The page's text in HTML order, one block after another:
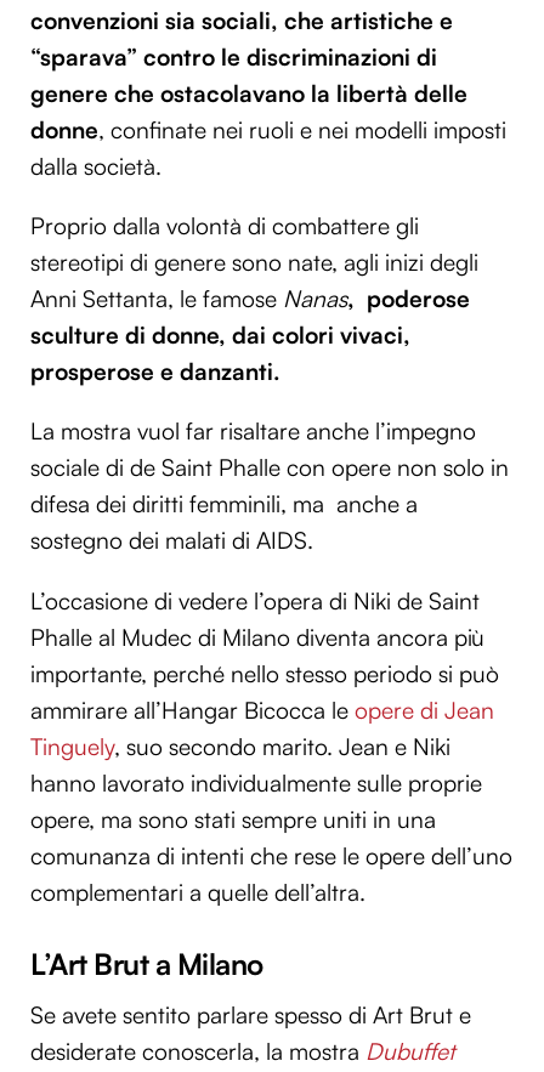
convenzioni sia sociali, che artistiche e
“sparava” contro le discriminazioni di
genere che ostacolavano la libertà delle
donne, confinate nei ruoli e nei modelli imposti
dalla società.
Proprio dalla volontà di combattere gli
stereotipi di genere sono nate, agli inizi degli
Anni Settanta, le famose Nanas, poderose
sculture di donne, dai colori vivaci,
prosperose e danzanti.
La mostra vuol far risaltare anche l’impegno
sociale di de Saint Phalle con opere non solo in
difesa dei diritti femminili, ma anche a
sostegno dei malati di AIDS.
L’occasione di vedere l’opera di Niki de Saint
Phalle al Mudec di Milano diventa ancora più
importante, perché nello stesso periodo si può
ammirare all’Hangar Bicocca le opere di Jean
Tinguely, suo secondo marito. Jean e Niki
hanno lavorato individualmente sulle proprie
opere, ma sono stati sempre uniti in una
comunanza di intenti che rese le opere dell’uno
complementari a quelle dell’altra.
L’Art Brut a Milano
Se avete sentito parlare spesso di Art Brut e
desiderate conoscerla, la mostra Dubuffet